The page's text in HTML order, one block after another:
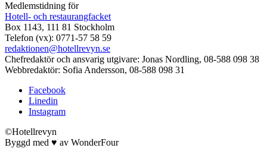
Medlemstidning för
Hotell- och restaurangfacket
Box 1143, 111 81 Stockholm
Telefon (vx): 0771-57 58 59
redaktionen@hotellrevyn.se
Chefredaktör och ansvarig utgivare: Jonas Nordling, 08-588 098 38
Webbredaktör: Sofia Andersson, 08-588 098 31
Facebook
Linedin
Instagram
©Hotellrevyn
Byggd med ♥ av WonderFour